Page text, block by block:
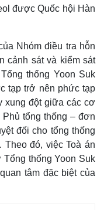
được Quốc hội Hàn
Nhóm điều tra hỗn
cảnh sát và kiểm sát
thống Yoon Suk
tạp trở nên phức tạp
xung đột giữa các cơ
tổng thống – đơn
đối cho tổng thống
đó, việc Toà án
Tổng thống Yoon Suk
tâm đặc biệt của